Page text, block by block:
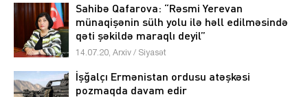
Sahibə Qafarova: “Rəsmi Yerevan
münaqişənin sülh yolu ilə həll edilməsində
qəti şəkildə maraqlı deyil”
14.07.20, Arxiv / Siyasət
İşğalçı Ermənistan ordusu atəşkəsi
pozmaqda davam edir